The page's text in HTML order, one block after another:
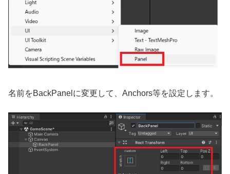
名前をBackPanelに変更して、Anchors等を設定します。